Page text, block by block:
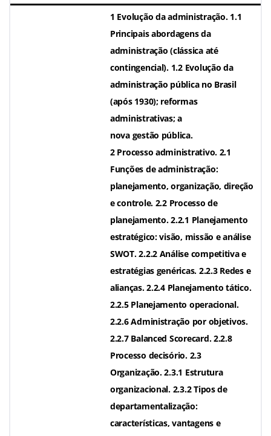
1 Evolução da administração. 1.1
Principais abordagens da
administração (clássica até
contingencial). 1.2 Evolução da
administração pública no Brasil
(após 1930); reformas
administrativas; a
nova gestão pública.
2 Processo administrativo. 2.1
Funções de administração:
planejamento, organização, direção
e controle. 2.2 Processo de
planejamento. 2.2.1 Planejamento
estratégico: visão, missão e análise
SWOT. 2.2.2 Análise competitiva e
estratégias genéricas. 2.2.3 Redes e
alianças. 2.2.4 Planejamento tático.
2.2.5 Planejamento operacional.
2.2.6 Administração por objetivos.
2.2.7 Balanced Scorecard. 2.2.8
Processo decisório. 2.3
Organização. 2.3.1 Estrutura
organizacional. 2.3.2 Tipos de
departamentalização:
características, vantagens e